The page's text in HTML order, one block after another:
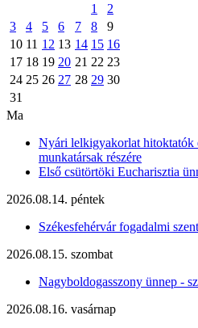
1
2
3
4 5 6 7 8
9
10 11 12 13 14 15 16
17 18 19 20 21 22 23
24 25 26 27 28 29 30
31
Ma
Nyári lelkigyakorlat hitoktatók
munkatársak részére
Első csütörtöki Eucharisztia
2026.08.14. péntek
Székesfehérvár fogadalmi
2026.08.15. szombat
Nagyboldogasszony ünnep -
2026.08.16. vasárnap